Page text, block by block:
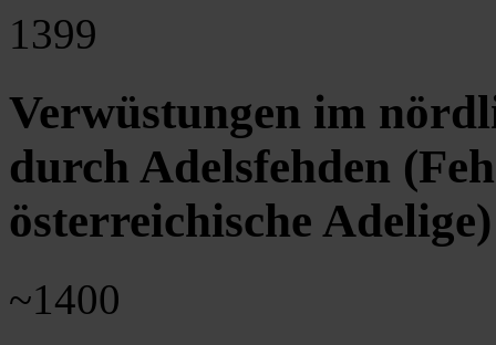
1399
Verwüstungen im
durch Adelsfehden
österreichische Adelige)
~1400